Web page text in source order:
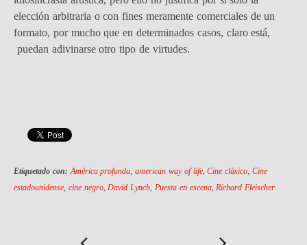
elección arbitraria o con fines meramente comerciales de un
formato, por mucho que en determinados casos, claro está,
puedan adivinarse otro tipo de virtudes.
Etiquetado con: América profunda,american way of life,Cine clásico,Cine
estadounidense, cine negro,David Lynch,Puesta en escena,Richard Fleischer